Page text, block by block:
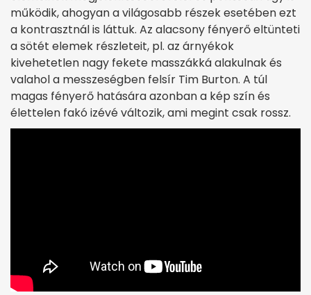
működik, ahogyan a világosabb részek esetében ezt
a kontrasztnál is láttuk. Az alacsony fényerő eltünteti
a sötét elemek részleteit, pl. az árnyékok
kivehetetlen nagy fekete masszákká alakulnak és
valahol a messzeségben felsír Tim Burton. A túl
magas fényerő hatására azonban a kép szín és
élettelen fakó izévé változik, ami megint csak rossz.